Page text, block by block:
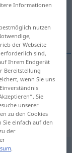
“
Informationen
nutzen
der Webseite
sind,
Ihrem Endgerät
Bereitstellung
wenn Sie uns
Sie
unserer
zu den Cookies
einfach auf den
der
.